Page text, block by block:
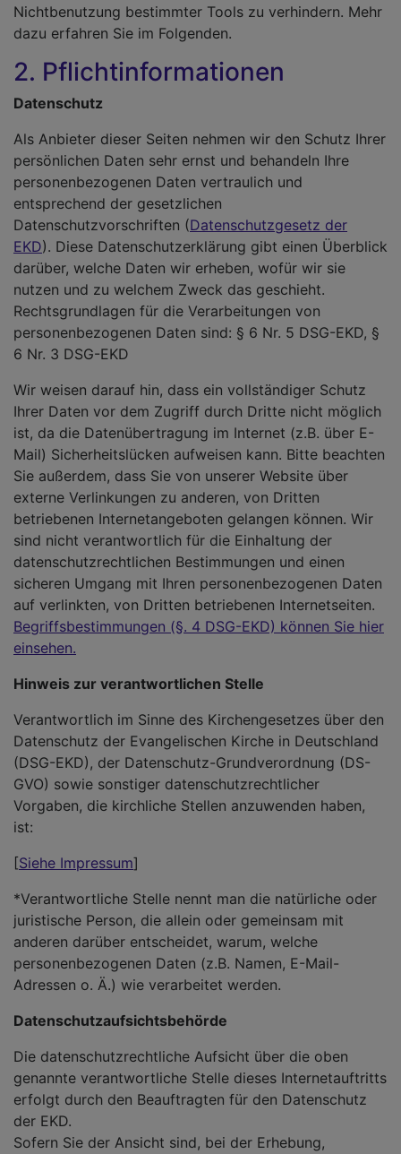
Nichtbenutzung bestimmter Tools zu verhindern. Mehr
dazu erfahren Sie im Folgenden.
2. Pflichtinformationen
Datenschutz
Als Anbieter dieser Seiten nehmen wir den Schutz Ihrer
persönlichen Daten sehr ernst und behandeln Ihre
personenbezogenen Daten vertraulich und
entsprechend der gesetzlichen
Datenschutzvorschriften (Datenschutzgesetz der
EKD). Diese Datenschutzerklärung gibt einen Überblick
darüber, welche Daten wir erheben, wofür wir sie
nutzen und zu welchem Zweck das geschieht.
Rechtsgrundlagen für die Verarbeitungen von
personenbezogenen Daten sind: § 6 Nr. 5 DSG-EKD, §
6 Nr. 3 DSG-EKD
Wir weisen darauf hin, dass ein vollständiger Schutz
Ihrer Daten vor dem Zugriff durch Dritte nicht möglich
ist, da die Datenübertragung im Internet (z.B. über E-
Mail) Sicherheitslücken aufweisen kann. Bitte beachten
Sie außerdem, dass Sie von unserer Website über
externe Verlinkungen zu anderen, von Dritten
betriebenen Internetangeboten gelangen können. Wir
sind nicht verantwortlich für die Einhaltung der
datenschutzrechtlichen Bestimmungen und einen
sicheren Umgang mit Ihren personenbezogenen Daten
auf verlinkten, von Dritten betriebenen Internetseiten.
Begriffsbestimmungen (§. 4 DSG-EKD) können Sie hier
einsehen.
Hinweis zur verantwortlichen Stelle
Verantwortlich im Sinne des Kirchengesetzes über den
Datenschutz der Evangelischen Kirche in Deutschland
(DSG-EKD), der Datenschutz-Grundverordnung (DS-
GVO) sowie sonstiger datenschutzrechtlicher
Vorgaben, die kirchliche Stellen anzuwenden haben,
ist:
[Siehe Impressum]
*Verantwortliche Stelle nennt man die natürliche oder
juristische Person, die allein oder gemeinsam mit
anderen darüber entscheidet, warum, welche
personenbezogenen Daten (z.B. Namen, E-Mail-
Adressen o. Ä.) wie verarbeitet werden.
Datenschutzaufsichtsbehörde
Die datenschutzrechtliche Aufsicht über die oben
genannte verantwortliche Stelle dieses Internetauftritts
erfolgt durch den Beauftragten für den Datenschutz
der EKD.
Sofern Sie der Ansicht sind, bei der Erhebung,